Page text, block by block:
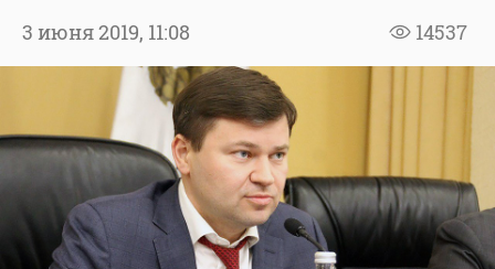
14537
3 июня 2019, 11:08